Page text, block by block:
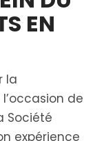
EN
la
l’occasion de
Société
expérience